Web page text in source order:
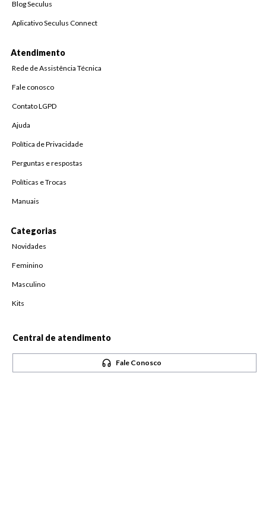
Blog Seculus
Aplicativo Seculus Connect
Atendimento
Rede de Assistência Técnica
Fale conosco
Contato LGPD
Ajuda
Política de Privacidade
Perguntas e respostas
Políticas e Trocas
Manuais
Categorias
Novidades
Feminino
Masculino
Kits
Central de atendimento
Fale Conosco